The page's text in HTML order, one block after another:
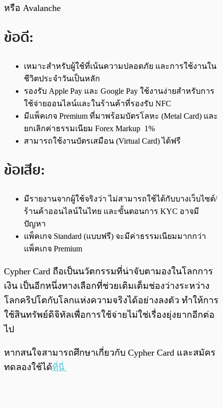
หรือ Avalanche
ข้อดี:
เหมาะสำหรับผู้ใช้ที่เน้นความปลอดภัย และการใช้งานใน
ชีวิตประจำวันเป็นหลัก
รองรับ Apple Pay และ Google Pay ใช้งานง่ายสำหรับการ
ใช้จ่ายออนไลน์และในร้านค้าที่รองรับ NFC
มีแพ็คเกจ Premium ที่มาพร้อมบัตรโลหะ (Metal Card) และ
ยกเลิกค่าธรรมเนียม Forex Markup 1%
สามารถใช้งานบัตรเสมือน (Virtual Card) ได้ฟรี
ข้อเสีย:
มีรายงานจากผู้ใช้จริงว่า ไม่สามารถใช้ได้กับบางเว็บไซต์/
ร้านค้าออนไลน์ในไทย และขั้นตอนการ KYC อาจมี
ปัญหา
แพ็คเกจ Standard (แบบฟรี) จะมีค่าธรรมเนียมมากกว่า
แพ็คเกจ Premium
Cypher Card ถือเป็นนวัตกรรมที่น่าจับตามองในโลกการ
เงิน เป็นอีกหนึ่งทางเลือกที่ช่วยเติมเต็มช่องว่างระหว่าง
โลกคริปโตกับโลกแห่งความจริงได้อย่างลงตัว ทำให้การ
ใช้สินทรัพย์ดิจิทัลเพื่อการใช้จ่ายไม่ใช่เรื่องยุ่งยากอีกต่อ
ไป
หากสนใจสามารถศึกษาเกี่ยวกับ Cypher Card และสมัคร
ทดลองใช้ได้ที่นี่